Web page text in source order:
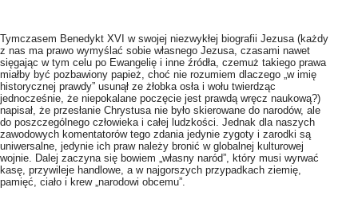
Tymczasem Benedykt XVI w swojej niezwykłej biografii Jezusa (każdy
z nas ma prawo wymyślać sobie własnego Jezusa, czasami nawet
sięgając w tym celu po Ewangelię i inne źródła, czemuż takiego prawa
miałby być pozbawiony papież, choć nie rozumiem dlaczego „w imię
historycznej prawdy” usunął ze żłobka osła i wołu twierdząc
jednocześnie, że niepokalane poczęcie jest prawdą wręcz naukową?)
napisał, że przesłanie Chrystusa nie było skierowane do narodów, ale
do poszczególnego człowieka i całej ludzkości. Jednak dla naszych
zawodowych komentatorów tego zdania jedynie zygoty i zarodki są
uniwersalne, jedynie ich praw należy bronić w globalnej kulturowej
wojnie. Dalej zaczyna się bowiem „własny naród”, który musi wyrwać
kasę, przywileje handlowe, a w najgorszych przypadkach ziemię,
pamięć, ciało i krew „narodowi obcemu”.